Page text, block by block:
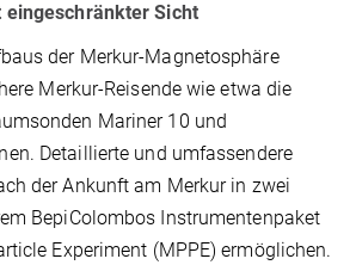
Sicht
der Merkur-Magnetosphäre
Merkur-Reisende wie etwa die
Mariner 10 und
Detaillierte und umfassendere
der Ankunft am Merkur in zwei
BepiColombos Instrumentenpaket
Experiment (MPPE) ermöglichen.